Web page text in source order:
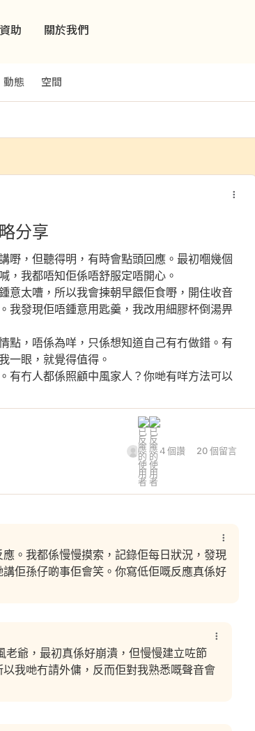
助 關於我們
動態 空間
分享
嘢，但聽得明，有時會點頭回應。最初嗰幾個
，我都唔知佢係唔舒服定唔開心。
意太嘈，所以我會揀朝早餵佢食嘢，開住收音
我發現佢唔鍾意用匙羹，我改用細膠杯倒湯畀
點，唔係為咩，只係想知道自己有冇做錯。有
一眼，就覺得值得。
有冇人都係照顧中風家人？你哋有咩方法可以
4 個讚 20 個留言
。我都係慢慢摸索，記錄佢每日狀況，發現
佢孫仔啲事佢會笑。你寫低佢嘅反應真係好
老爺，最初真係好崩潰，但慢慢建立咗節
我哋冇請外傭，反而佢對我熟悉嘅聲音會